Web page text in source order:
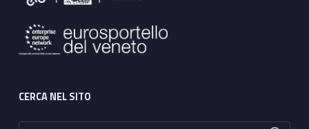
CERCA NEL SITO
Ricerca per: